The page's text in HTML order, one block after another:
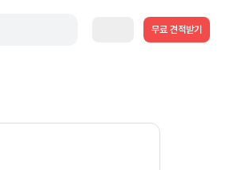
무료 견적받기